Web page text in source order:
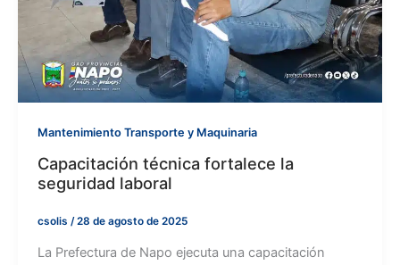
Mantenimiento Transporte y Maquinaria
Capacitación técnica fortalece la
seguridad laboral
csolis /28 de agosto de 2025
La Prefectura de Napo ejecuta una capacitación